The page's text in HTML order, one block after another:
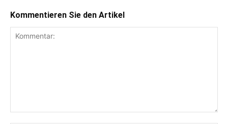
Kommentieren Sie den Artikel